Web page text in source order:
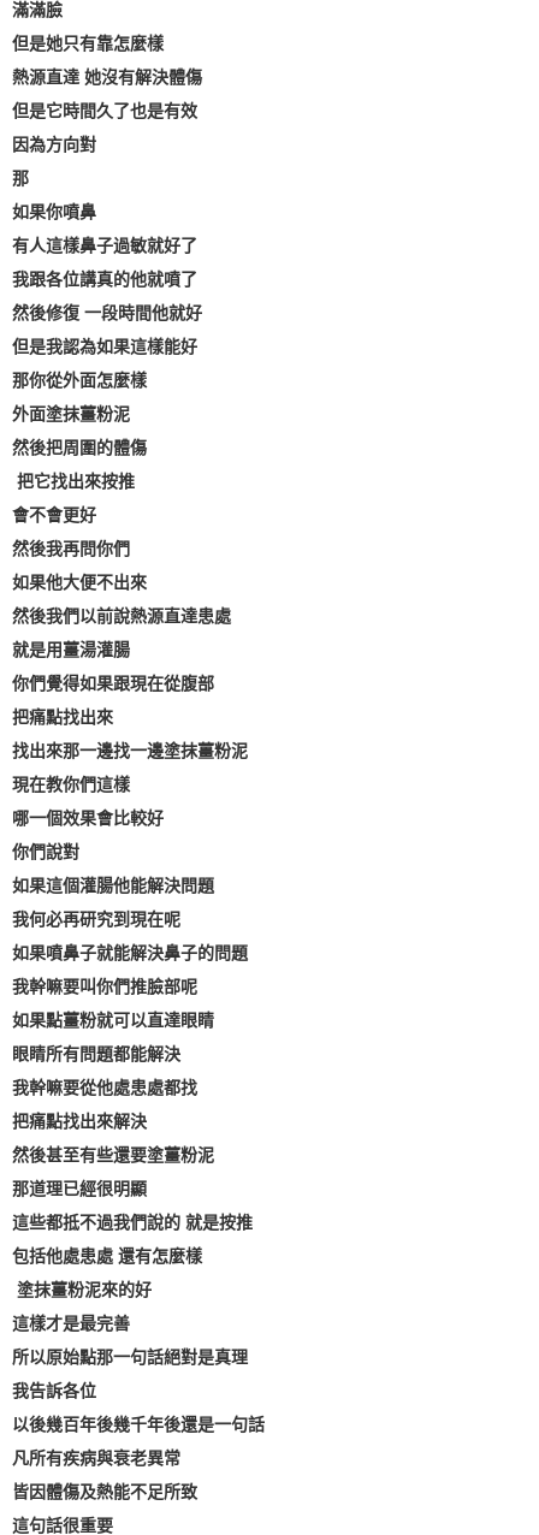
滿滿臉
但是她只有靠怎麼樣
熱源直達 她沒有解決體傷
但是它時間久了也是有效
因為方向對
那
如果你噴鼻
有人這樣鼻子過敏就好了
我跟各位講真的他就噴了
然後修復 一段時間他就好
但是我認為如果這樣能好
那你從外面怎麼樣
外面塗抹薑粉泥
然後把周圍的體傷
把它找出來按推
會不會更好
然後我再問你們
如果他大便不出來
然後我們以前說熱源直達患處
就是用薑湯灌腸
你們覺得如果跟現在從腹部
把痛點找出來
找出來那一邊找一邊塗抹薑粉泥
現在教你們這樣
哪一個效果會比較好
你們說對
如果這個灌腸他能解決問題
我何必再研究到現在呢
如果噴鼻子就能解決鼻子的問題
我幹嘛要叫你們推臉部呢
如果點薑粉就可以直達眼睛
眼睛所有問題都能解決
我幹嘛要從他處患處都找
把痛點找出來解決
然後甚至有些還要塗薑粉泥
那道理已經很明顯
這些都抵不過我們說的 就是按推
包括他處患處 還有怎麼樣
塗抹薑粉泥來的好
這樣才是最完善
所以原始點那一句話絕對是真理
我告訴各位
以後幾百年後幾千年後還是一句話
凡所有疾病與衰老異常
皆因體傷及熱能不足所致
這句話很重要